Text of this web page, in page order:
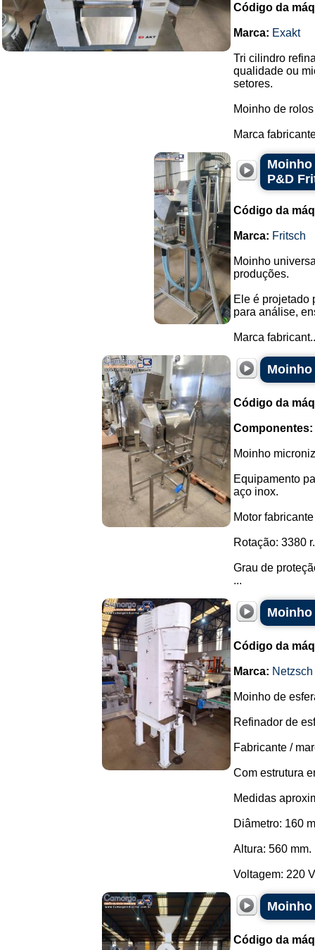
Código da
Marca: Exakt
Tri cilindro
qualidade ou
setores.
Moinho de
Marca
P&D
Código da
Marca: Fritsch
Moinho
produções.
Ele é projetado
para análise,
Marca
Código da
Componentes:
Moinho
Equipamento
aço inox.
Motor
Rotação: 3380
Grau de
...
Código da
Marca: Netzsch
Moinho de
Refinador de
Fabricante /
Com estrutura
Medidas
Diâmetro: 160
Altura: 560 mm.
Voltagem: 220
Código da